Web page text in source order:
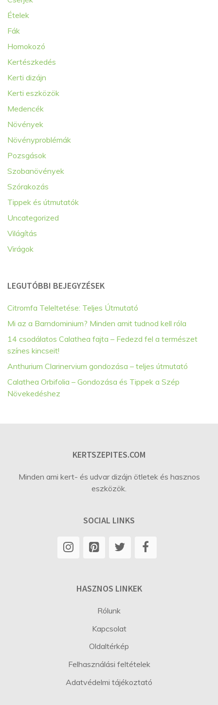
Ételek
Fák
Homokozó
Kertészkedés
Kerti dizájn
Kerti eszközök
Medencék
Növények
Növényproblémák
Pozsgások
Szobanövények
Szórakozás
Tippek és útmutatók
Uncategorized
Világítás
Virágok
LEGUTÓBBI BEJEGYZÉSEK
Citromfa Teleltetése: Teljes Útmutató
Mi az a Barndominium? Minden amit tudnod kell róla
14 csodálatos Calathea fajta – Fedezd fel a természet
színes kincseit!
Anthurium Clarinervium gondozása – teljes útmutató
Calathea Orbifolia – Gondozása és Tippek a Szép
Növekedéshez
KERTSZEPITES.COM
Minden ami kert- és udvar dizájn ötletek és hasznos
eszközök.
SOCIAL LINKS
HASZNOS LINKEK
Rólunk
Kapcsolat
Oldaltérkép
Felhasználási feltételek
Adatvédelmi tájékoztató